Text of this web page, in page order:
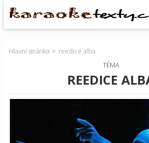
Hlavní stránka
reedice alba
TÉMA
REEDICE